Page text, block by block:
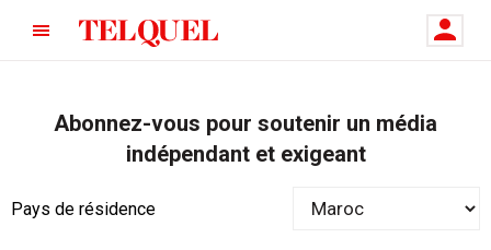
Abonnez-vous pour soutenir un média
indépendant et exigeant
Pays de résidence